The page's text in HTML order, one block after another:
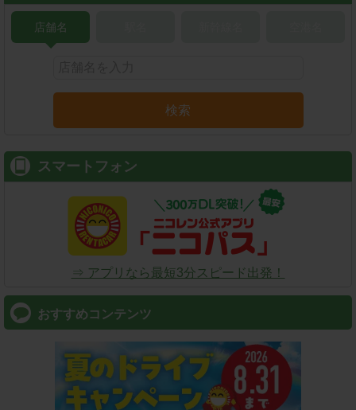
店舗名
検索
スマートフォン
⇒ アプリなら最短3分スピード出発！
おすすめコンテンツ